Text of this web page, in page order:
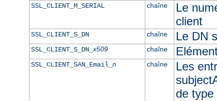
SSL_CLIENT_M_SERIAL chaîne
Le
client
SSL_CLIENT_S_DN chaîne Le DN
SSL_CLIENT_S_DN_x509 chaîne
SSL_CLIENT_SAN_Email_ n chaîne
Les
de type